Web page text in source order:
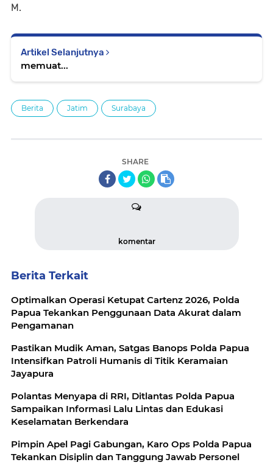
M.
Artikel Selanjutnya
memuat...
Berita Jatim Surabaya
SHARE
komentar
Berita Terkait
Optimalkan Operasi Ketupat Cartenz 2026, Polda
Papua Tekankan Penggunaan Data Akurat dalam
Pengamanan
Pastikan Mudik Aman, Satgas Banops Polda Papua
Intensifkan Patroli Humanis di Titik Keramaian
Jayapura
Polantas Menyapa di RRI, Ditlantas Polda Papua
Sampaikan Informasi Lalu Lintas dan Edukasi
Keselamatan Berkendara
Pimpin Apel Pagi Gabungan, Karo Ops Polda Papua
Tekankan Disiplin dan Tanggung Jawab Personel